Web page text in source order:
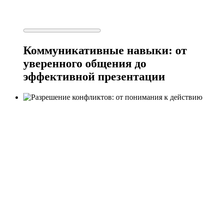
Коммуникативные навыки: от
уверенного общения до
эффективной презентации